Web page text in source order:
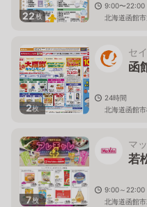
22枚
9:00〜22:00
北海道函館
2枚
セ
函
24時間
北海道函館
7枚
マ
若
9:00～22:00
北海道函館